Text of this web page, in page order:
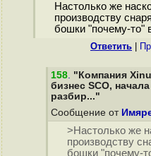
Настолько же
производству
бошки "почему-то"
Ответить
158. "Компания
бизнес SCO,
разбир..."
Сообщение от
>Настолько же
производству
бошки "почему-